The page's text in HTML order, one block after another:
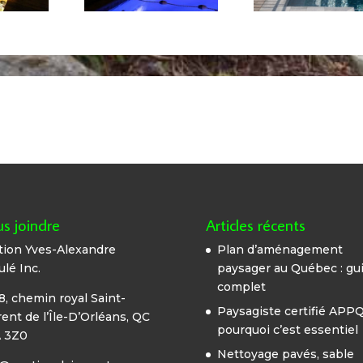
joindre
Yves-Alexandre
Inc.
chemin royal Saint-
de l’Île-D’Orléans, QC
3Z0
Articles récents
Plan d’aménagement
paysager au Québec :
complet
Paysagiste certifié
pourquoi c’est essentiel
Nettoyage pavés, sable